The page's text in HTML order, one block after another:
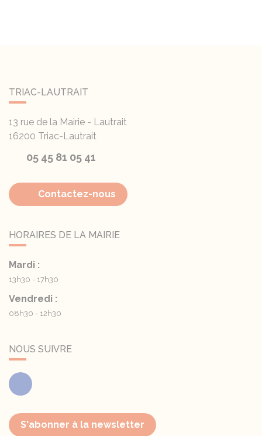
TRIAC-LAUTRAIT
13 rue de la Mairie - Lautrait
16200 Triac-Lautrait
05 45 81 05 41
Contactez-nous
HORAIRES DE LA MAIRIE
Mardi :
13h30 - 17h30
Vendredi :
08h30 - 12h30
NOUS SUIVRE
Facebook
S'abonner à la newsletter